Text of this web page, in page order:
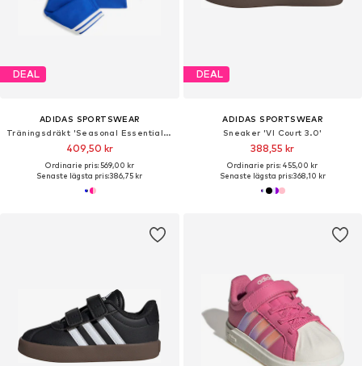
DEAL
ADIDAS SPORTSWEAR
Träningsdräkt 'Seasonal Essentials Tiberio'
409,50 kr
Ordinarie pris: 569,00 kr
Senaste lägsta pris:386,75 kr
DEAL
ADIDAS SPORTSWEAR
Sneaker 'Vl Court 3.0'
388,55 kr
Ordinarie pris: 455,00 kr
Senaste lägsta pris:368,10 kr